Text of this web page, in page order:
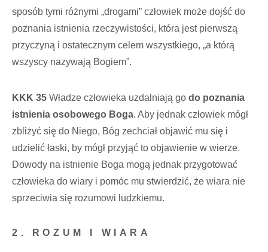
sposób tymi różnymi „drogami” człowiek może dojść do
poznania istnienia rzeczywistości, która jest pierwszą
przyczyną i ostatecznym celem wszystkiego, „a którą
wszyscy nazywają Bogiem”.
KKK 35 Władze człowieka uzdalniają go do poznania
istnienia osobowego Boga. Aby jednak człowiek mógł
zbliżyć się do Niego, Bóg zechciał objawić mu się i
udzielić łaski, by mógł przyjąć to objawienie w wierze.
Dowody na istnienie Boga mogą jednak przygotować
człowieka do wiary i pomóc mu stwierdzić, że wiara nie
sprzeciwia się rozumowi ludzkiemu.
2. ROZUM I WIARA